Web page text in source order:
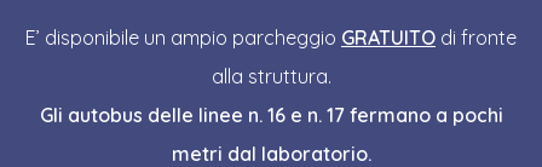
E’ disponibile un ampio parcheggio GRATUITO di fronte
alla struttura.
Gli autobus delle linee n. 16 e n. 17 fermano a pochi
metri dal laboratorio.